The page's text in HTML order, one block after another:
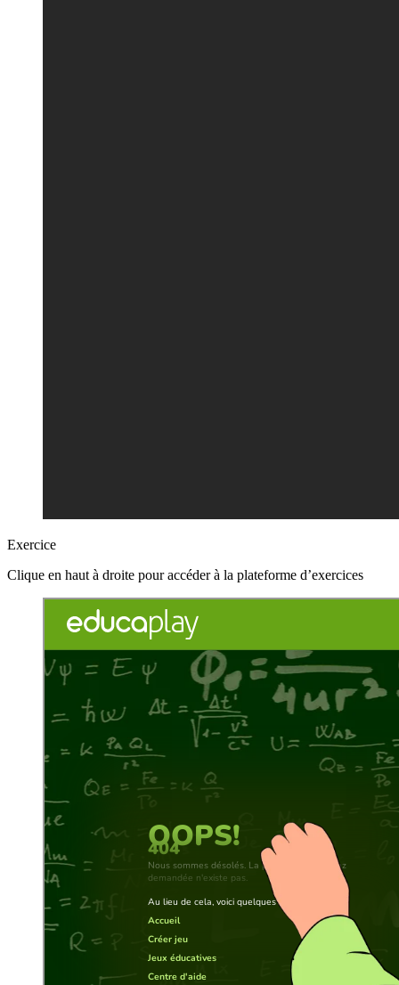
Exercice
Clique en haut à droite pour accéder à la plateforme d’exercices